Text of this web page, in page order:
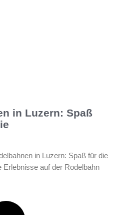
in Luzern: Spaß
in Luzern: Spaß für die
Erlebnisse auf der Rodelbahn